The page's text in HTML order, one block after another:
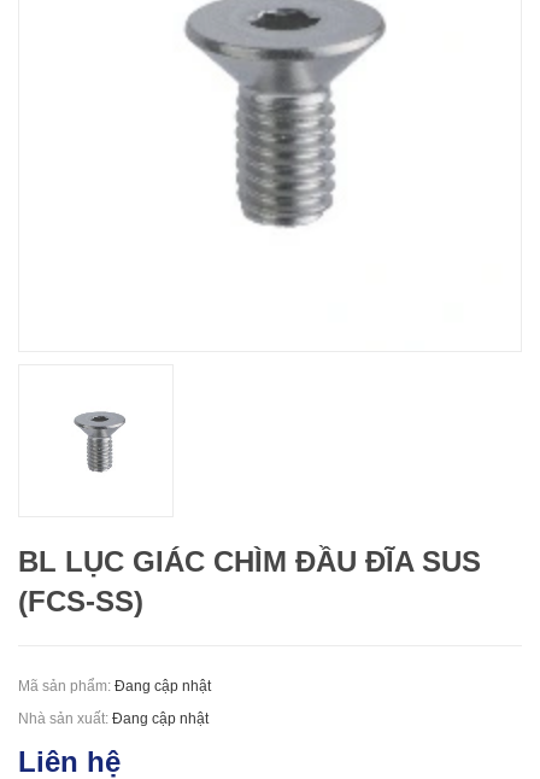
BL LỤC GIÁC CHÌM ĐẦU ĐĨA SUS
(FCS-SS)
Mã sản phẩm: Đang cập nhật
Nhà sản xuất: Đang cập nhật
Liên hệ